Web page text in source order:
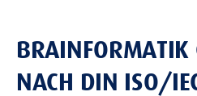
BRAINFORMATIK
NACH DIN ISO/